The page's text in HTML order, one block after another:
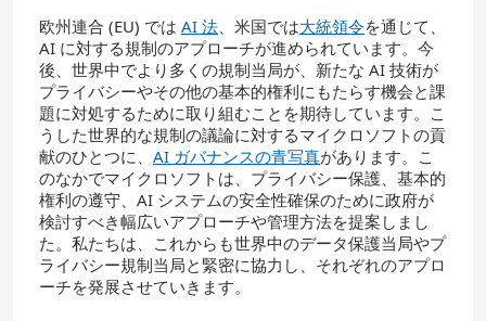
欧州連合 (EU) では AI 法 、米国では大統領令を通じて、
AI に対する規制のアプローチが進められています。今
後、世界中でより多くの規制当局が、新たな AI 技術が
プライバシーやその他の基本的権利にもたらす機会と課
題に対処するために取り組むことを期待しています。こ
うした世界的な規制の議論に対するマイクロソフトの貢
献のひとつに、 AI ガバナンスの青写真があります。こ
のなかでマイクロソフトは、プライバシー保護、基本的
権利の遵守、AI システムの安全性確保のために政府が
検討すべき幅広いアプローチや管理方法を提案しまし
た。私たちは、これからも世界中のデータ保護当局やプ
ライバシー規制当局と緊密に協力し、それぞれのアプロ
ーチを発展させていきます。